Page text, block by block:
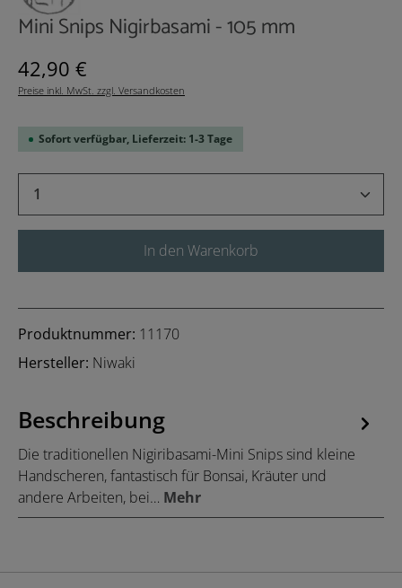
Mini Snips Nigirbasami - 105 mm
Regulärer Preis:
42,90 €
Preise inkl. MwSt. zzgl. Versandkosten
Sofort verfügbar, Lieferzeit: 1-3 Tage
Produkt Anzahl: Gib den gewünschten
In den Warenkorb
Produktnummer: 11170
Hersteller: Niwaki
Beschreibung
Die traditionellen Nigiribasami-Mini Snips sind kleine
Handscheren, fantastisch für Bonsai, Kräuter und
andere Arbeiten, bei… Mehr